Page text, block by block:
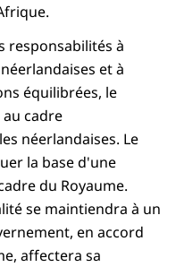
responsabilités à
et à
équilibrées, le
cadre
néerlandaises. Le
la base d'une
du Royaume.
se maintiendra à un
en accord
affectera sa